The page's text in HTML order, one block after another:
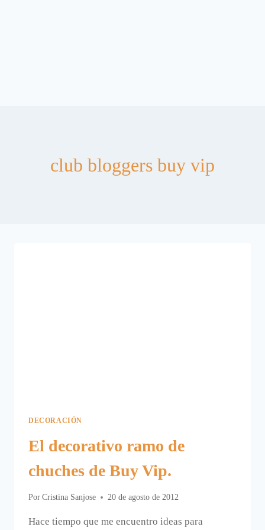
club bloggers buy vip
DECORACIÓN
El decorativo ramo de
chuches de Buy Vip.
Por Cristina Sanjose 20 de agosto de 2012
Hace tiempo que me encuentro ideas para